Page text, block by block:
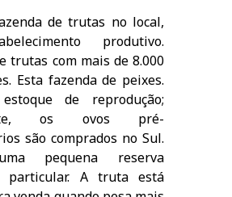
de trutas no local,
produtivo.
trutas com mais de 8.000
Esta fazenda de peixes.
de reprodução;
os ovos pré-
são comprados no Sul.
pequena reserva
particular. A truta está